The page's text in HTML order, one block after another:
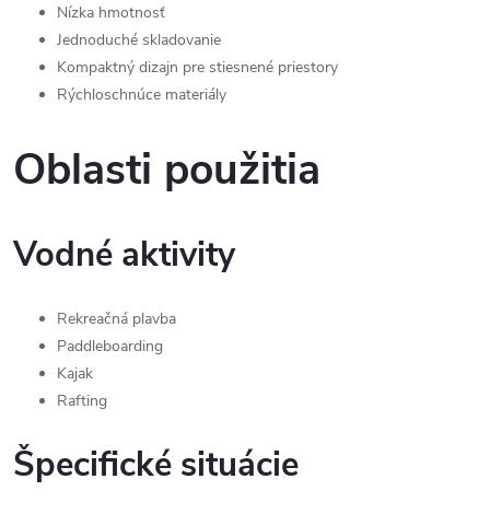
Nízka hmotnosť
Jednoduché skladovanie
Kompaktný dizajn pre stiesnené priestory
Rýchloschnúce materiály
Oblasti použitia
Vodné aktivity
Rekreačná plavba
Paddleboarding
Kajak
Rafting
Špecifické situácie